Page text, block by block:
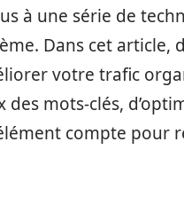
à une série de
Dans cet article,
votre trafic
des mots-clés,
compte pour